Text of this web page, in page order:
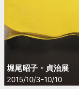
堀尾昭子・貞治展
2015/10/3-10/10